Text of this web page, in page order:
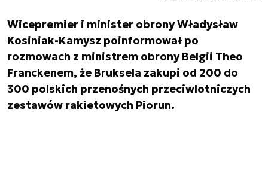
Wicepremier i minister obrony Władysław
Kosiniak-Kamysz poinformował po
rozmowach z ministrem obrony Belgii Theo
Franckenem, że Bruksela zakupi od 200 do
300 polskich przenośnych przeciwlotniczych
zestawów rakietowych Piorun.